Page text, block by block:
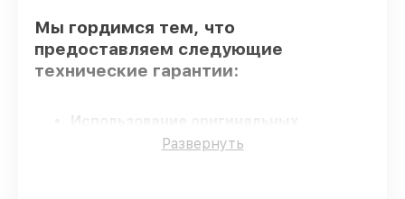
Мы гордимся тем, что
предоставляем следующие
технические гарантии:
– гарантируем использование
Развернуть